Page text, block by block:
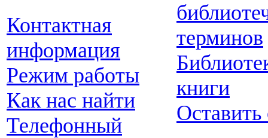
Контактная
информация
Режим работы
Как нас найти
Телефонный
терминов
книги
Оставить